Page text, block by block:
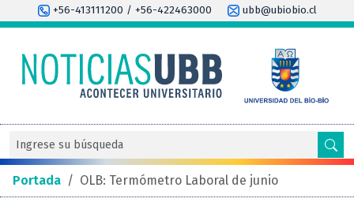
+56-413111200 / +56-422463000 ubb@ubiobio.cl
Portada / OLB: Termómetro Laboral de junio